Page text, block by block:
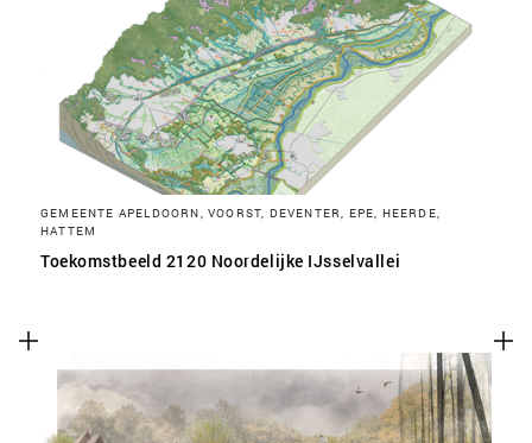
GEMEENTE APELDOORN, VOORST, DEVENTER, EPE, HEERDE,
HATTEM
Toekomstbeeld 2120 Noordelijke IJsselvallei
SLA VOORKEUREN OP